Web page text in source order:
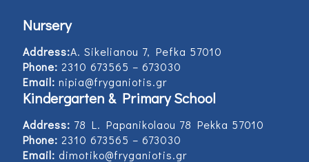
Nursery
Address:Α. Sikelianou 7, Pefka 57010
Phone: 2310 673565 – 673030
Email: nipia@fryganiotis.gr
Kindergarten & Primary School
Address: 78 L. Papanikolaou 78 Pekka 57010
Phone: 2310 673565 – 673030
Email: dimotiko@fryganiotis.gr